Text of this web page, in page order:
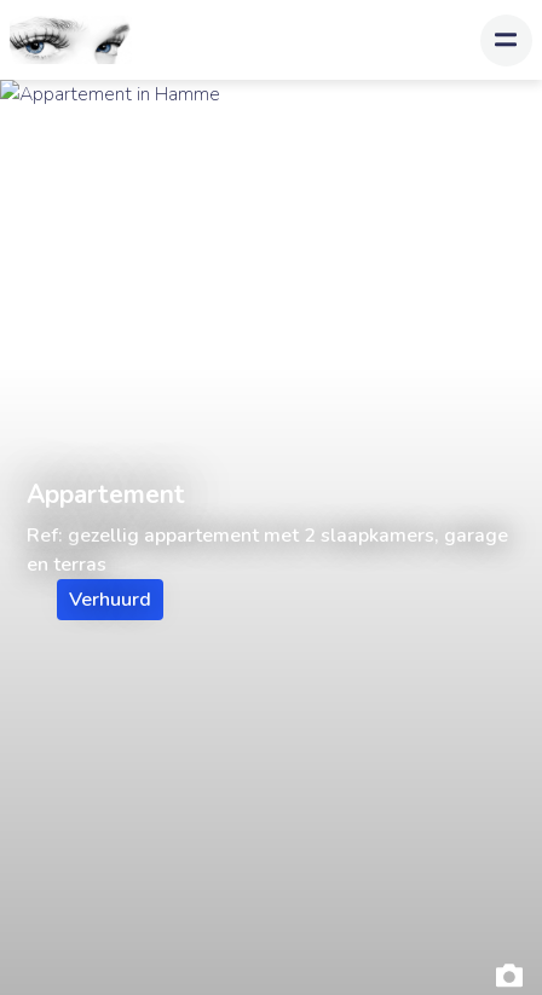
Appartement
Ref: gezellig appartement met 2 slaapkamers, garage
en terras
Verhuurd